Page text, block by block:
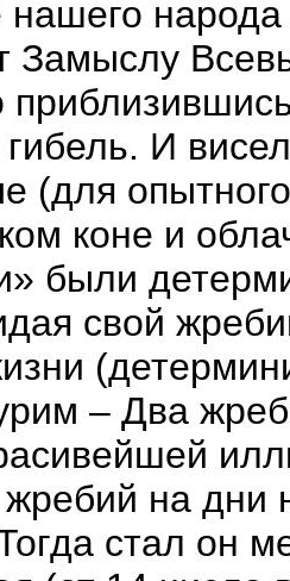
нашего
Замыслу
И
(для
коне и
были
свой
– Два
на дни
стал он